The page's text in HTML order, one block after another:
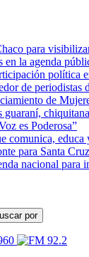
para
en la agenda
política
de periodistas
de
guaraní,
es Poderosa”
comunica, educa
para Santa
nacional
por